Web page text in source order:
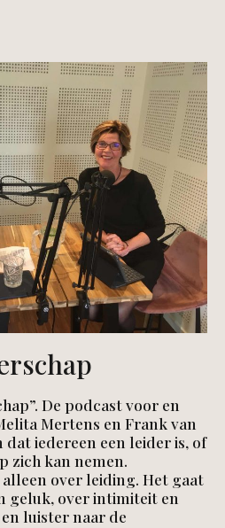
De podcast voor en
Mertens en Frank van
iedereen een leider is, of
zich kan nemen.
over leiding. Het gaat
geluk, over intimiteit en
luister naar de